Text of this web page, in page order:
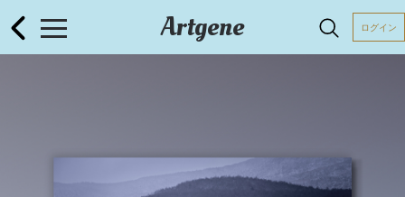
Artgene ログイン